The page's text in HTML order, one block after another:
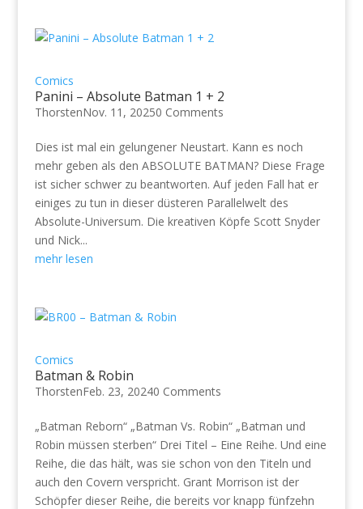
Comics
Panini – Absolute Batman 1 + 2
ThorstenNov. 11, 20250 Comments
Dies ist mal ein gelungener Neustart. Kann es noch
mehr geben als den ABSOLUTE BATMAN? Diese Frage
ist sicher schwer zu beantworten. Auf jeden Fall hat er
einiges zu tun in dieser düsteren Parallelwelt des
Absolute-Universum. Die kreativen Köpfe Scott Snyder
und Nick...
mehr lesen
Comics
Batman & Robin
ThorstenFeb. 23, 20240 Comments
„Batman Reborn“ „Batman Vs. Robin“ „Batman und
Robin müssen sterben“ Drei Titel – Eine Reihe. Und eine
Reihe, die das hält, was sie schon von den Titeln und
auch den Covern verspricht. Grant Morrison ist der
Schöpfer dieser Reihe, die bereits vor knapp fünfzehn